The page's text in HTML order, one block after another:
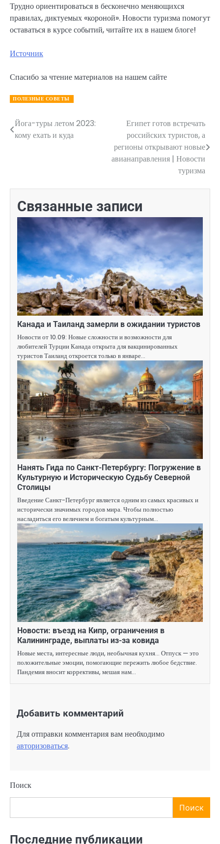
Трудно ориентироваться в бесконечно меняющихся
правилах, диктуемых «короной». Новости туризма помогут
оставаться в курсе событий, читайте их в нашем блоге!
Источник
Спасибо за чтение материалов на нашем сайте
ПОЛЕЗНЫЕ СОВЕТЫ
Навигация
Йога-туры летом 2023:
кому ехать и куда
Египет готов встречать
российских туристов, а
регионы открывают новые
авианаправления | Новости
туризма
Связанные записи
Канада и Таиланд замерли в ожидании туристов
Новости от 10.09: Новые сложности и возможности для
любителей Турции Канада открыта для вакцинированных
туристов Таиланд откроется только в январе…
Нанять Гида по Санкт-Петербургу: Погружение в
Культурную и Историческую Судьбу Северной
Столицы
Введение Санкт-Петербург является одним из самых красивых и
исторически значимых городов мира. Чтобы полностью
насладиться его величием и богатым культурным…
Новости: въезд на Кипр, ограничения в
Калининграде, выплаты из-за ковида
Новые места, интересные люди, необычная кухня… Отпуск — это
положительные эмоции, помогающие пережить любое бедствие.
Пандемия вносит коррективы, мешая нам…
Добавить комментарий
Для отправки комментария вам необходимо
авторизоваться.
Поиск
Поиск
Последние публикации